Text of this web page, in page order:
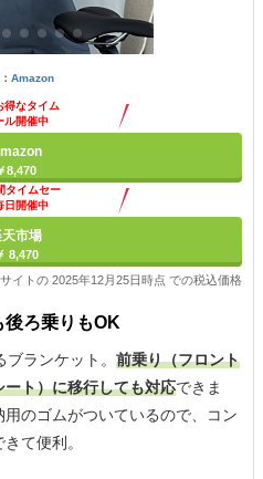
Amazon
得なタイム
ル開催中
8,470
タイムセー
日開催中
市場
8,470
イトの 2025年12月25日時点 での税込価格
後ろ乗りもOK
ランケット。 前乗り（フロント
ト）に移行しても対応できま
のゴムがついているので、コン
て便利。